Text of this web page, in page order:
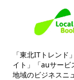
「東北ITトレン
イト」「auサービ
地域のビジネスニ